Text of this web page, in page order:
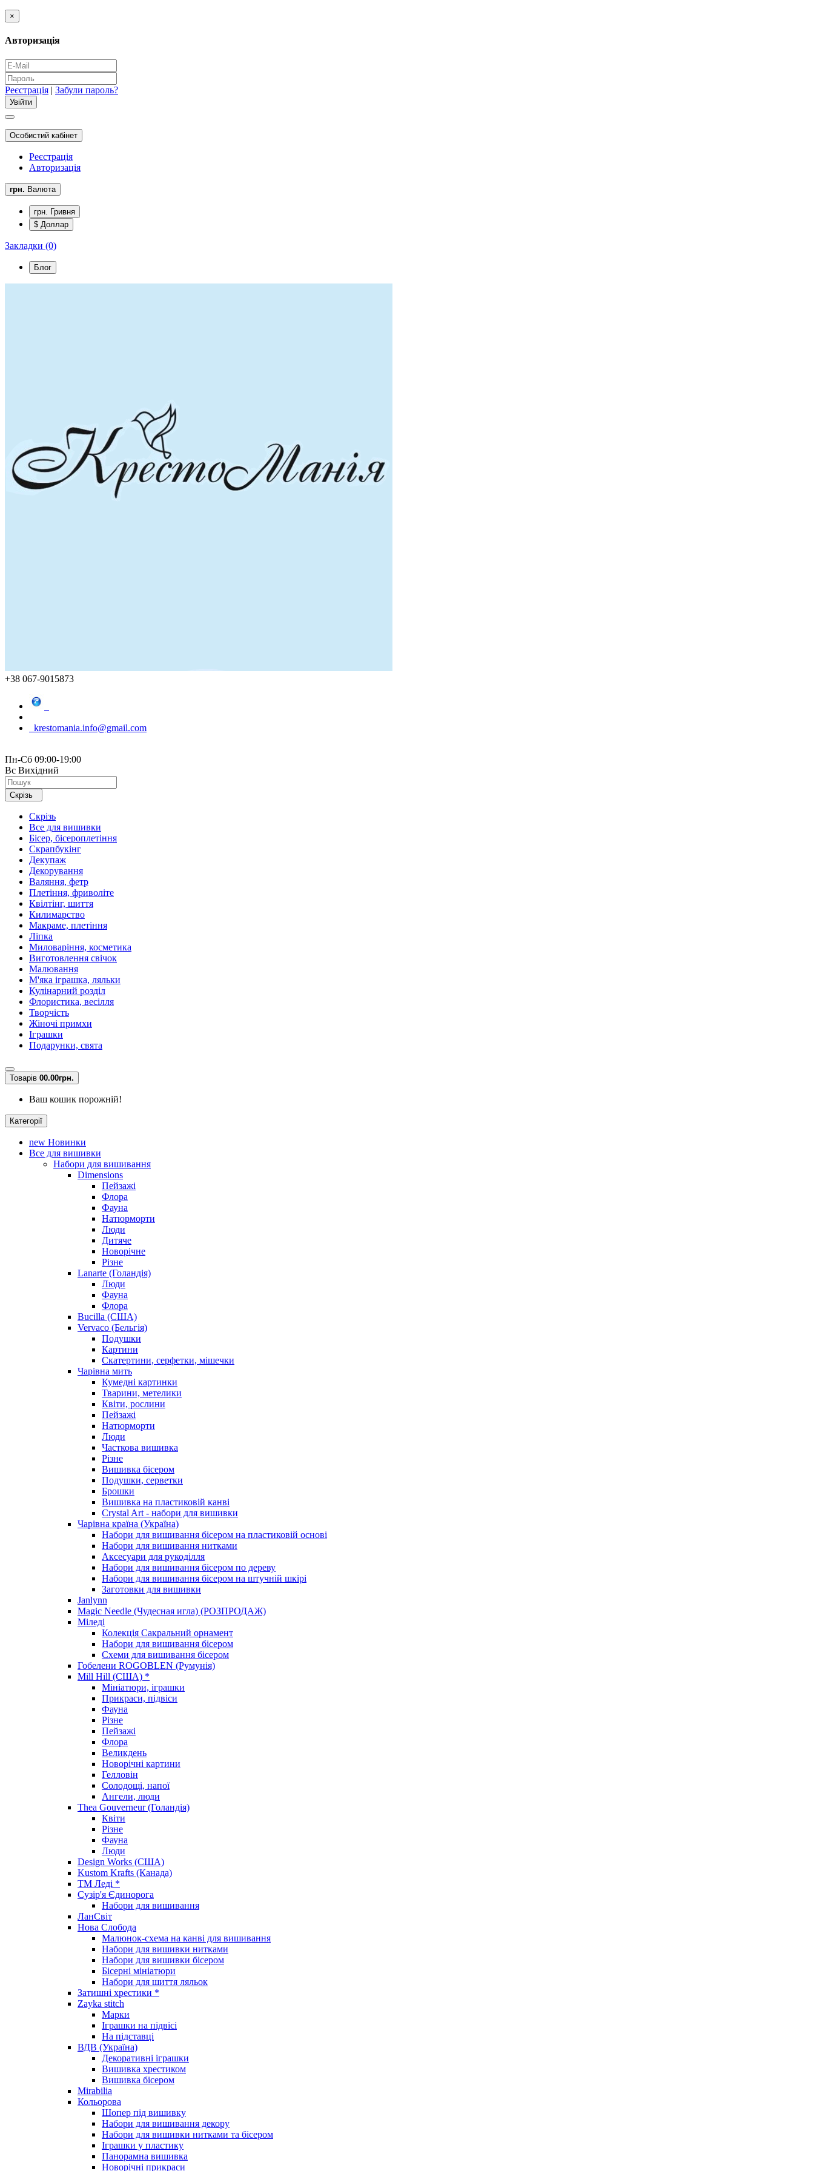
×
Авторизація
Реєстрація | Забули пароль?
Особистий кабінет
Реєстрація
Авторизація
грн. Валюта
грн. Гривня
$ Доллар
Закладки (0)
Блог
+38 067-9015873
krestomania.info@gmail.com
Пн-Сб 09:00-19:00
Вс Вихідний
Скрізь
Скрізь
Все для вишивки
Бісер, бісероплетіння
Скрапбукінг
Декупаж
Декорування
Валяння, фетр
Плетіння, фриволіте
Квілтінг, шиття
Килимарство
Макраме, плетіння
Ліпка
Миловаріння, косметика
Виготовлення свічок
Малювання
М'яка іграшка, ляльки
Кулінарний розділ
Флористика, весілля
Творчість
Жіночі примхи
Іграшки
Подарунки, свята
Товарів 00.00грн.
Ваш кошик порожній!
Категорії
new Новинки
Все для вишивки
Набори для вишивання
Dimensions
Пейзажі
Флора
Фауна
Натюрморти
Люди
Дитяче
Новорічне
Різне
Lanarte (Голандія)
Люди
Фауна
Флора
Bucilla (США)
Vervaco (Бельгія)
Подушки
Картини
Скатертини, серфетки, мішечки
Чарiвна мить
Кумедні картинки
Тварини, метелики
Квіти, рослини
Пейзажі
Натюрморти
Люди
Часткова вишивка
Різне
Вишивка бісером
Подушки, серветки
Брошки
Вишивка на пластиковій канві
Crystal Art - набори для вишивки
Чарівна країна (Україна)
Набори для вишивання бісером на пластиковій основі
Набори для вишивання нитками
Аксесуари для рукоділля
Набори для вишивання бісером по дереву
Набори для вишивання бісером на штучній шкірі
Заготовки для вишивки
Janlynn
Magic Needle (Чудесная игла) (РОЗПРОДАЖ)
Міледі
Колекція Сакральний орнамент
Набори для вишивання бісером
Схеми для вишивання бісером
Гобелени ROGOBLEN (Румунія)
Mill Hill (США) *
Мініатюри, іграшки
Прикраси, підвіси
Фауна
Різне
Пейзажі
Флора
Великдень
Новорічні картини
Гелловін
Солодощі, напої
Ангели, люди
Thea Gouverneur (Голандія)
Квіти
Різне
Фауна
Люди
Design Works (США)
Kustom Krafts (Канада)
ТМ Леді *
Сузір'я Єдинорога
Набори для вишивання
ЛанСвіт
Нова Слобода
Малюнок-схема на канві для вишивання
Набори для вишивки нитками
Набори для вишивки бісером
Бісерні мініатюри
Набори для шиття ляльок
Затишні хрестики *
Zayka stitch
Марки
Іграшки на підвісі
На підставці
ВДВ (Україна)
Декоративні іграшки
Вишивка хрестиком
Вишивка бісером
Mirabilia
Кольорова
Шопер під вишивку
Набори для вишивання декору
Набори для вишивки нитками та бісером
Іграшки у пластику
Панорамна вишивка
Новорічні прикраси